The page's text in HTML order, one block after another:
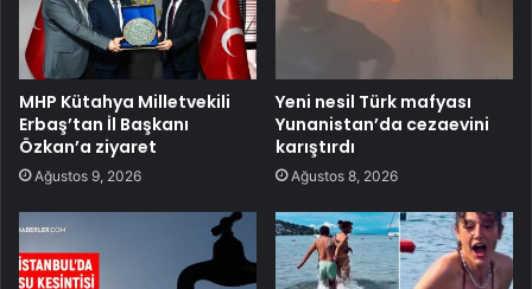
MHP Kütahya Milletvekili
Erbaş’tan İl Başkanı
Özkan’a ziyaret
Ağustos 9, 2026
Yeni nesil Türk mafyası
Yunanistan’da cezaevini
karıştırdı
Ağustos 8, 2026